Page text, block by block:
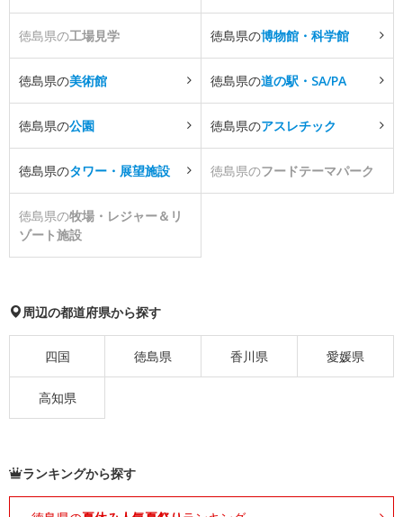
徳島県の工場見学 徳島県の博物館・科学館
徳島県の美術館 徳島県の道の駅・SA/PA
徳島県の公園 徳島県のアスレチック
徳島県のタワー・展望施設 徳島県のフードテーマパーク
徳島県の牧場・レジャー＆リ
ゾート施設
周辺の都道府県から探す
四国 徳島県 香川県 愛媛県
高知県
ランキングから探す